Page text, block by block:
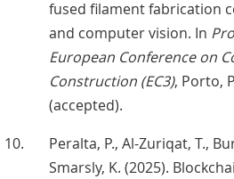
fused filament fabrication
and computer vision. In
European Conference on
Construction (EC3), Porto,
(accepted).
Peralta, P., Al-Zuriqat, T.,
Smarsly, K. (2025).